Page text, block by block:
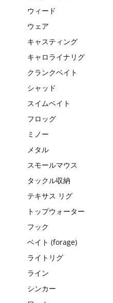
ウィード
ウェア
キャスティング
キャロライナリグ
クランクベイト
シャッド
スイムベイト
フロッグ
ミノー
メタル
スモールマウス
タックル収納
テキサス リグ
トップウォーター
フック
ベイト (forage)
ライトリグ
ライン
シンカー